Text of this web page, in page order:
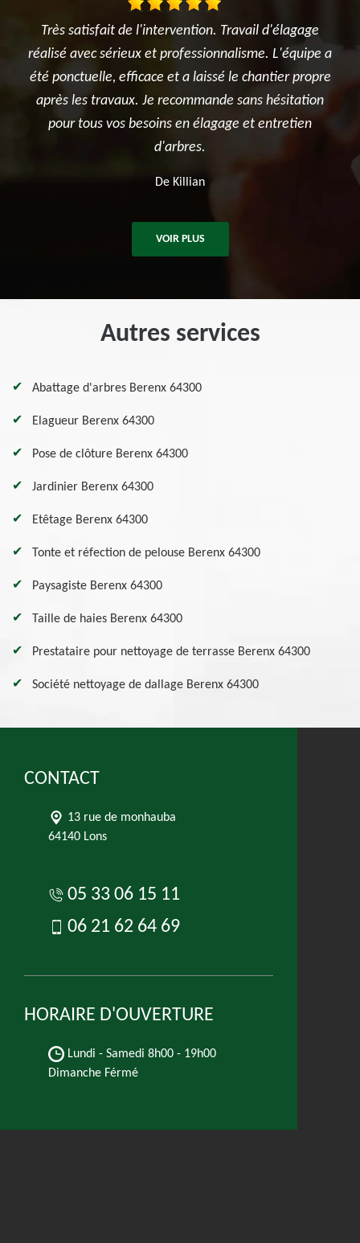
Très satisfait de l'intervention. Travail d'élagage
réalisé avec sérieux et professionnalisme. L'équipe a
été ponctuelle, efficace et a laissé le chantier propre
après les travaux. Je recommande sans hésitation
pour tous vos besoins en élagage et entretien
d'arbres.
De Killian
VOIR PLUS
Autres services
Abattage d'arbres Berenx 64300
Elagueur Berenx 64300
Pose de clôture Berenx 64300
Jardinier Berenx 64300
Etêtage Berenx 64300
Tonte et réfection de pelouse Berenx 64300
Paysagiste Berenx 64300
Taille de haies Berenx 64300
Prestataire pour nettoyage de terrasse Berenx 64300
Société nettoyage de dallage Berenx 64300
CONTACT
13 rue de monhauba
64140 Lons
05 33 06 15 11
06 21 62 64 69
HORAIRE D'OUVERTURE
Lundi - Samedi 8h00 - 19h00
Dimanche Férmé